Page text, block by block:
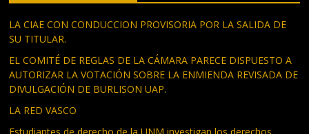
LA CIAE CON CONDUCCION PROVISORIA POR LA SALIDA DE
SU TITULAR.
EL COMITÉ DE REGLAS DE LA CÁMARA PARECE DISPUESTO A
AUTORIZAR LA VOTACIÓN SOBRE LA ENMIENDA REVISADA DE
DIVULGACIÓN DE BURLISON UAP.
LA RED VASCO